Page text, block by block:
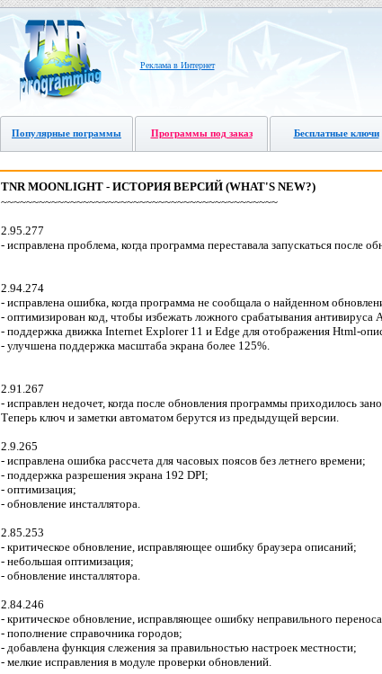
Реклама в Интернет
Популярные пограммы Программы под заказ Бесплатные ключи
TNR MOONLIGHT - ИСТОРИЯ ВЕРСИЙ (WHAT'S NEW?)
~~~~~~~~~~~~~~~~~~~~~~~~~~~~~~~~~~~~~~~~~~~~
2.95.277
- исправлена проблема, когда программа переставала запускаться после
2.94.274
- исправлена ошибка, когда программа не сообщала о найденном
- оптимизирован код, чтобы избежать ложного срабатывания антивируса
- поддержка движка Internet Explorer 11 и Edge для отображения Html-
- улучшена поддержка масштаба экрана более 125%.
2.91.267
- исправлен недочет, когда после обновления программы приходилось
Теперь ключ и заметки автоматом берутся из предыдущей версии.
2.9.265
- исправлена ошибка рассчета для часовых поясов без летнего времени;
- поддержка разрешения экрана 192 DPI;
- оптимизация;
- обновление инсталлятора.
2.85.253
- критическое обновление, исправляющее ошибку браузера описаний;
- небольшая оптимизация;
- обновление инсталлятора.
2.84.246
- критическое обновление, исправляющее ошибку неправильного
- пополнение справочника городов;
- добавлена функция слежения за правильностью настроек местности;
- мелкие исправления в модуле проверки обновлений.